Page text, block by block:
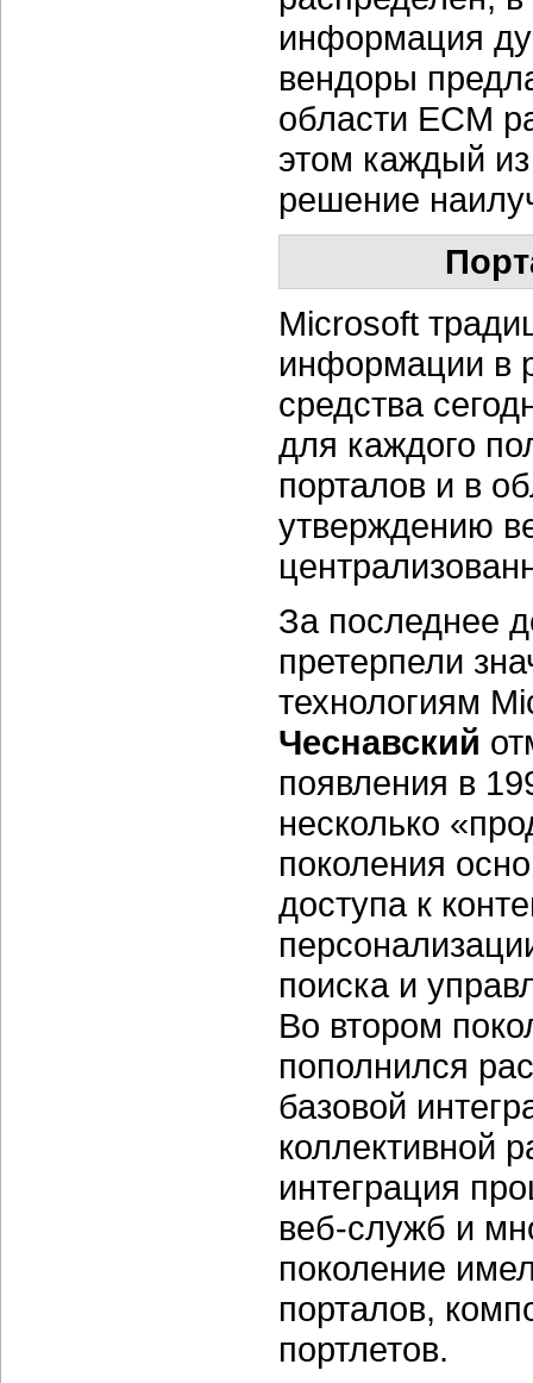
информация
вендоры
области ECM
этом каждый из
решение
Microsoft
информации в
средства
для каждого
порталов и в
утверждению
За последнее
претерпели
технологиям
Чеснавский
появления в
несколько
поколения
доступа к
поиска и
Во втором
пополнился
базовой
коллективной
интеграция
веб-служб и
поколение
порталов,
портлетов.